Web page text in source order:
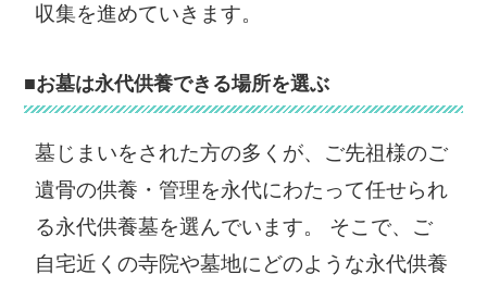
収集を進めていきます。
■お墓は永代供養できる場所を選ぶ
墓じまいをされた方の多くが、ご先祖様のご
遺骨の供養・管理を永代にわたって任せられ
る永代供養墓を選んでいます。 そこで、ご
自宅近くの寺院や墓地にどのような永代供養